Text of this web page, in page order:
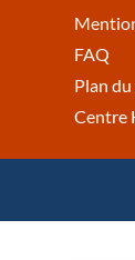
FAQ
Plan
Centre